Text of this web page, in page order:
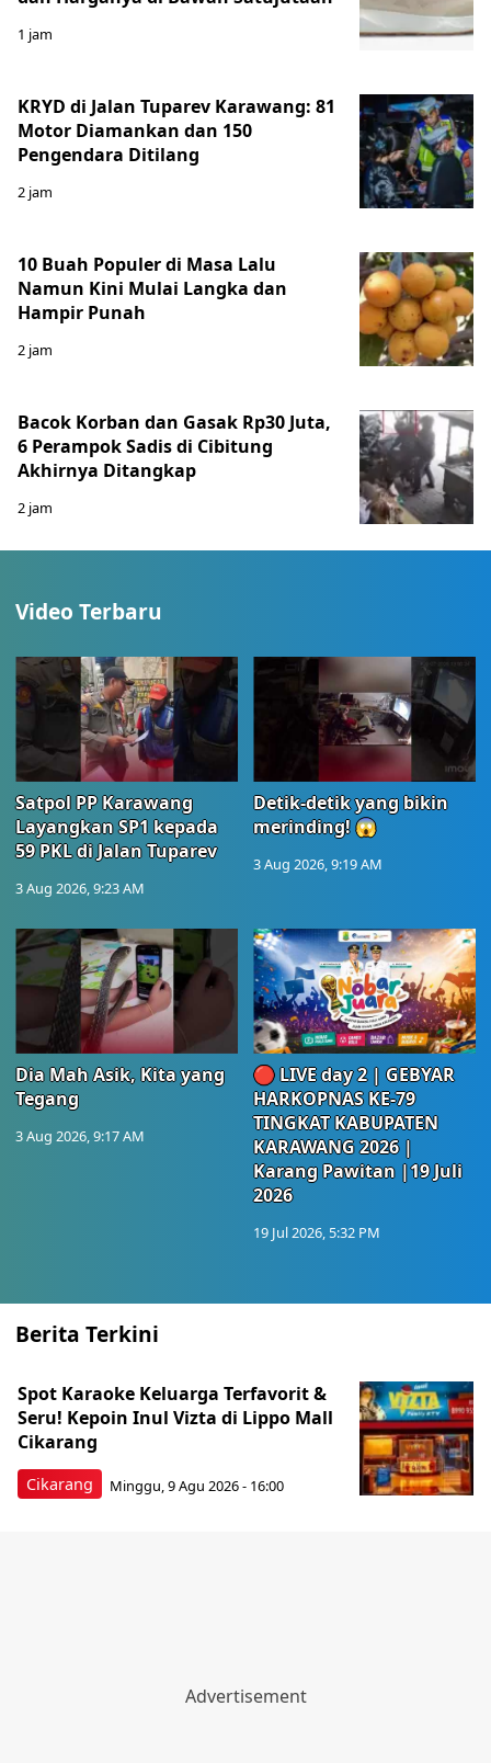
1 jam
KRYD di Jalan Tuparev Karawang: 81
Motor Diamankan dan 150
Pengendara Ditilang
2 jam
10 Buah Populer di Masa Lalu
Namun Kini Mulai Langka dan
Hampir Punah
2 jam
Bacok Korban dan Gasak Rp30 Juta,
6 Perampok Sadis di Cibitung
Akhirnya Ditangkap
2 jam
Video Terbaru
Satpol PP Karawang
Layangkan SP1 kepada
59 PKL di Jalan Tuparev
3 Aug 2026, 9:23 AM
Detik-detik yang bikin
merinding! 😱
3 Aug 2026, 9:19 AM
Dia Mah Asik, Kita yang
Tegang
3 Aug 2026, 9:17 AM
🔴 LIVE day 2 | GEBYAR
HARKOPNAS KE-79
TINGKAT KABUPATEN
KARAWANG 2026 |
Karang Pawitan |19 Juli
2026
19 Jul 2026, 5:32 PM
Berita Terkini
Cikarang
Spot Karaoke Keluarga Terfavorit &
Seru! Kepoin Inul Vizta di Lippo Mall
Cikarang
Minggu, 9 Agu 2026 - 16:00